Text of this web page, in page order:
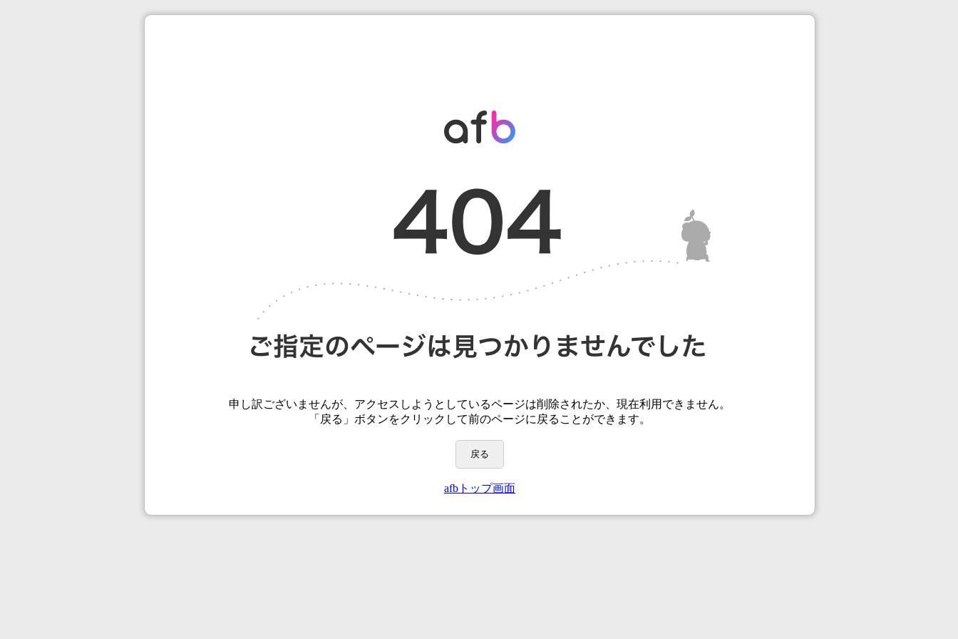
申し訳ございませんが、アクセスしようとしているページは削除されたか、現在利用できません。
「戻る」ボタンをクリックして前のページに戻ることができます。
戻る
afbトップ画面